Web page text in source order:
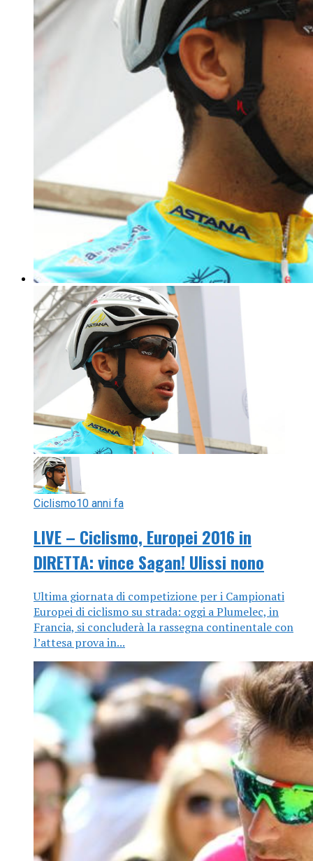
Ciclismo10 anni fa
LIVE – Ciclismo, Europei 2016 in
DIRETTA: vince Sagan! Ulissi nono
Ultima giornata di competizione per i Campionati
Europei di ciclismo su strada: oggi a Plumelec, in
Francia, si concluderà la rassegna continentale con
l’attesa prova in...